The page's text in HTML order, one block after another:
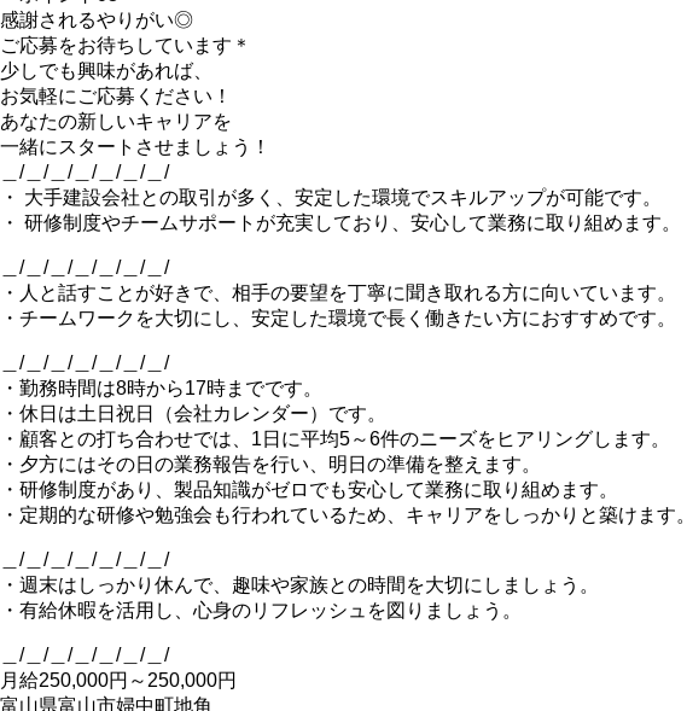
感謝されるやりがい◎
ご応募をお待ちしています＊
少しでも興味があれば、
お気軽にご応募ください！
あなたの新しいキャリアを
一緒にスタートさせましょう！
＿/＿/＿/＿/＿/＿/＿/
・ 大手建設会社との取引が多く、安定した環境でスキルアップが可能です。
・ 研修制度やチームサポートが充実しており、安心して業務に取り組めます。
＿/＿/＿/＿/＿/＿/＿/
・人と話すことが好きで、相手の要望を丁寧に聞き取れる方に向いています。
・チームワークを大切にし、安定した環境で長く働きたい方におすすめです。
＿/＿/＿/＿/＿/＿/＿/
・勤務時間は8時から17時までです。
・休日は土日祝日（会社カレンダー）です。
・顧客との打ち合わせでは、1日に平均5～6件のニーズをヒアリングします。
・夕方にはその日の業務報告を行い、明日の準備を整えます。
・研修制度があり、製品知識がゼロでも安心して業務に取り組めます。
・定期的な研修や勉強会も行われているため、キャリアをしっかりと築けます。
＿/＿/＿/＿/＿/＿/＿/
・週末はしっかり休んで、趣味や家族との時間を大切にしましょう。
・有給休暇を活用し、心身のリフレッシュを図りましょう。
＿/＿/＿/＿/＿/＿/＿/
月給250,000円～250,000円
富山県富山市婦中町地角